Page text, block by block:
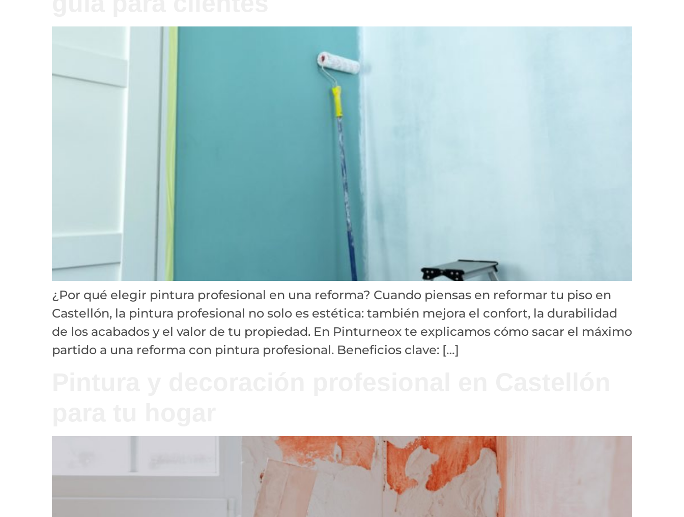
¿Por qué elegir pintura profesional en una reforma? Cuando piensas en reformar tu piso en
Castellón, la pintura profesional no solo es estética: también mejora el confort, la durabilidad
de los acabados y el valor de tu propiedad. En Pinturneox te explicamos cómo sacar el máximo
partido a una reforma con pintura profesional. Beneficios clave: […]